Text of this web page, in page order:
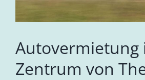
Autovermietung
Zentrum von